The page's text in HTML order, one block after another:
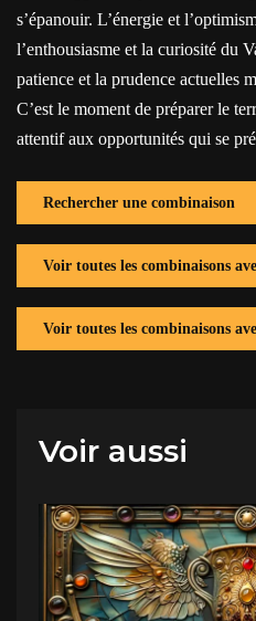
s’épanouir. L’énergie et
l’enthousiasme et la curiosité du
patience et la prudence actuelles
C’est le moment de préparer le
attentif aux opportunités qui se
Rechercher une combinaison
Voir toutes les combinaisons
Voir toutes les combinaisons
Voir aussi